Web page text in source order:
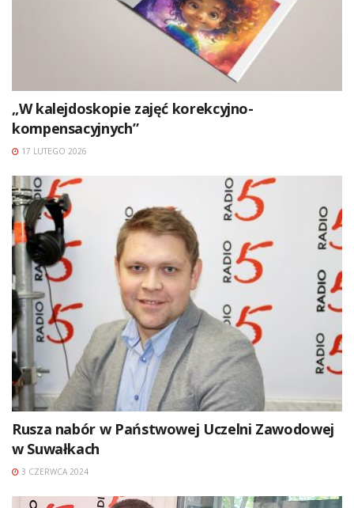
„W kalejdoskopie zajęć korekcyjno-
kompensacyjnych”
17 LUTEGO 2026
Rusza nabór w Państwowej Uczelni Zawodowej
w Suwałkach
3 CZERWCA 2024